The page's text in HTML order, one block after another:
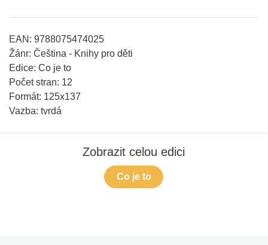
EAN: 9788075474025
Žánr: Čeština - Knihy pro děti
Edice: Co je to
Počet stran: 12
Formát: 125x137
Vazba: tvrdá
Zobrazit celou edici
Co je to